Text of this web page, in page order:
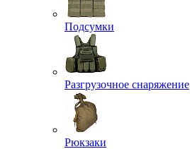
Подсумки
Разгрузочное снаряжение
Рюкзаки